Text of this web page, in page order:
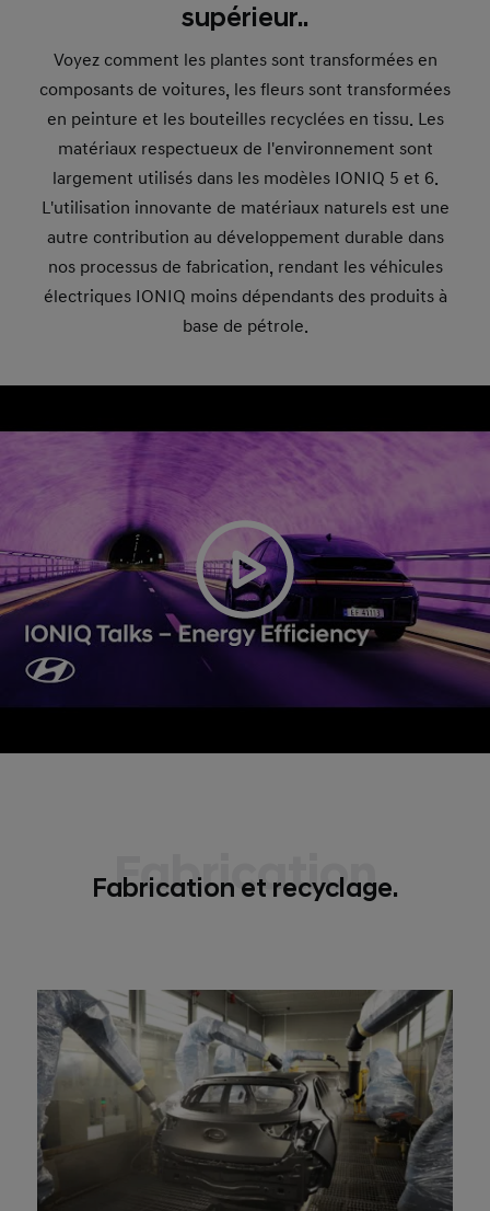
supérieur..
Voyez comment les plantes sont transformées en
composants de voitures, les fleurs sont transformées
en peinture et les bouteilles recyclées en tissu. Les
matériaux respectueux de l'environnement sont
largement utilisés dans les modèles IONIQ 5 et 6.
L'utilisation innovante de matériaux naturels est une
autre contribution au développement durable dans
nos processus de fabrication, rendant les véhicules
électriques IONIQ moins dépendants des produits à
base de pétrole.
Fabrication
Fabrication et recyclage.